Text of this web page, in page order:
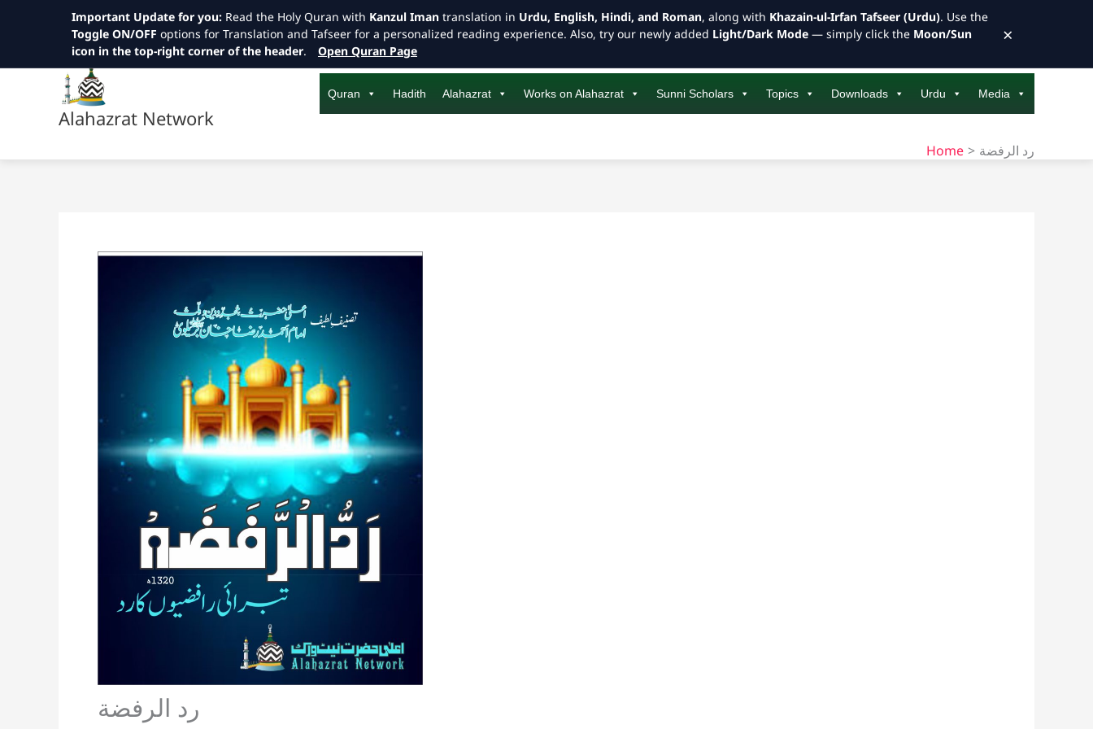
to
Alahazrat Network
Quran Hadith Alahazrat Works on Alahazrat Sunni Scholars Topics Downloads Urdu Media
Home رد الرفضة
رد الرفضة
Important Update for you: Read the Holy Quran with Kanzul Iman translation in Urdu, English, Hindi, and Roman, along with Khazain-ul-Irfan Tafseer (Urdu). Use the
Toggle ON/OFF options for Translation and Tafseer for a personalized reading experience. Also, try our newly added Light/Dark Mode — simply click the Moon/Sun
icon in the top-right corner of the header. Open Quran Page
×